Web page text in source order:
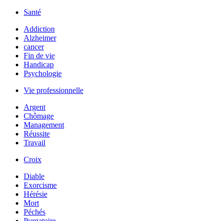
Santé
Addiction
Alzheimer
cancer
Fin de vie
Handicap
Psychologie
Vie professionnelle
Argent
Chômage
Management
Réussite
Travail
Croix
Diable
Exorcisme
Hérésie
Mort
Péchés